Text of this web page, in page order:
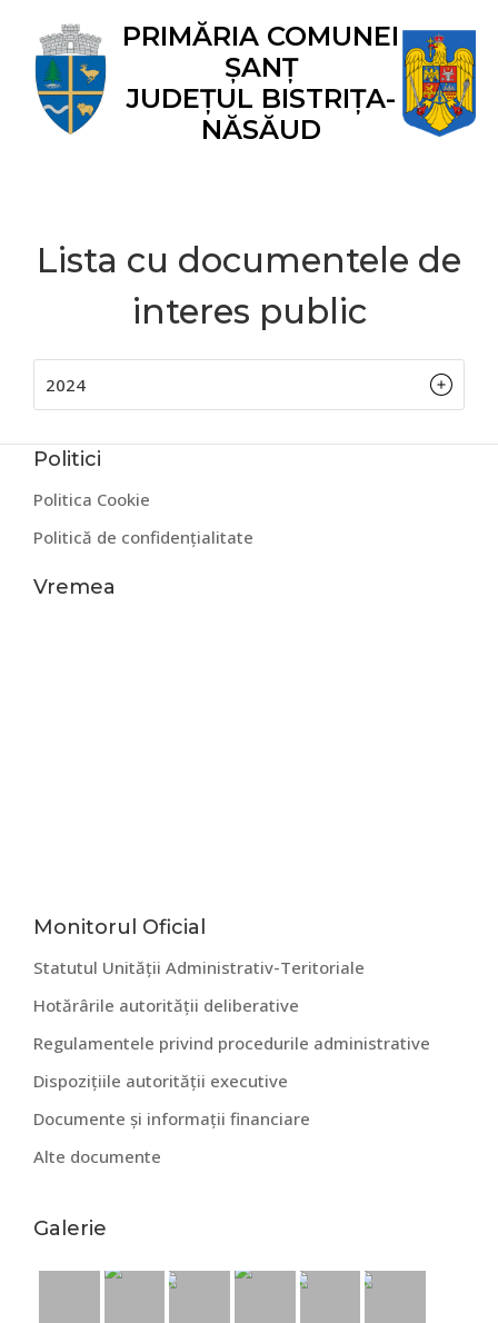
primary
navigation
main
content
primary
sidebar
secondary
sidebar
footer
PRIMĂRIA COMUNEI
ȘANȚ
JUDEȚUL BISTRIȚA-
NĂSĂUD
Politici
Politica Cookie
Politică de confidențialitate
Vremea
Lista cu documentele de
interes public
2024
Bara
principală
Monitorul Oficial
Statutul Unității Administrativ-Teritoriale
Hotărârile autorității deliberative
Regulamentele privind procedurile administrative
Dispozițiile autorității executive
Documente și informații financiare
Alte documente
Galerie